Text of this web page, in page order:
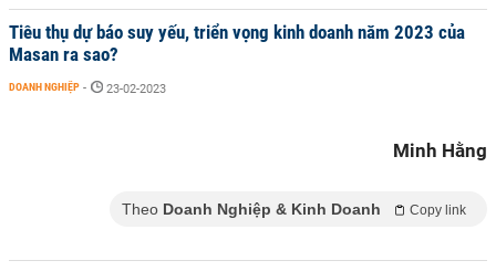
Tiêu thụ dự báo suy yếu, triển vọng kinh doanh năm 2023 của
Masan ra sao?
DOANH NGHIỆP - 23-02-2023
Minh Hằng
Theo Doanh Nghiệp & Kinh Doanh Copy link